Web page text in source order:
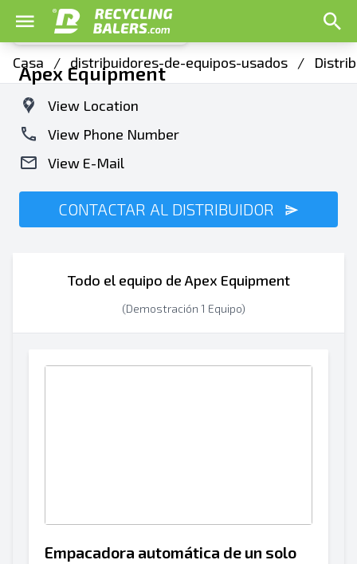
Casa / distribuidores-de-equipos-usados /
Apex Equipment
View Location
View Phone Number
View E-Mail
CONTACTAR AL DISTRIBUIDOR
Todo el equipo de Apex Equipment
(Demostración 1 Equipo)
Empacadora automática de un solo